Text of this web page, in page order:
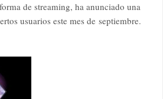
de streaming, ha anunciado una
usuarios este mes de septiembre.